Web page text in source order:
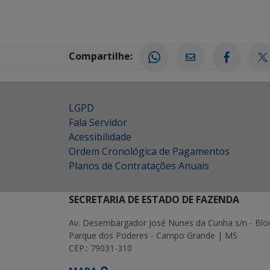
Compartilhe:
LGPD
Fala Servidor
Acessibilidade
Ordem Cronológica de Pagamentos
Planos de Contratações Anuais
SECRETARIA DE ESTADO DE FAZENDA
Av. Desembargador José Nunes da Cunha s/n -
Parque dos Poderes - Campo Grande | MS
CEP.: 79031-310